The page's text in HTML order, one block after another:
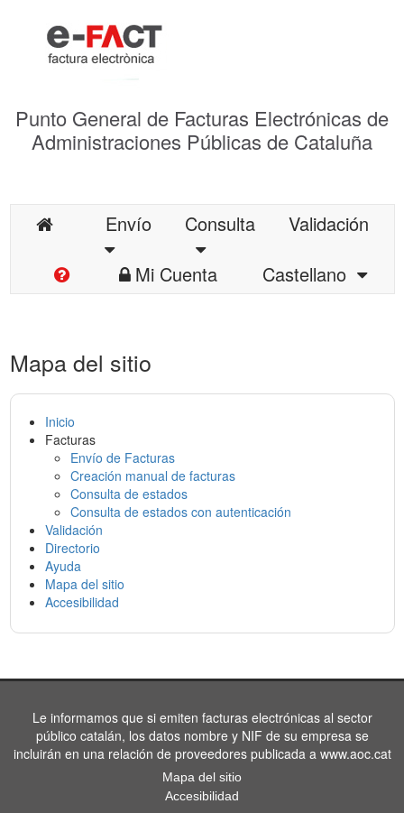
Punto General de Facturas Electrónicas de
Administraciones Públicas de Cataluña
Envío Consulta
Validación
Mi Cuenta
Castellano
Mapa del sitio
Inicio
Facturas
Envío de Facturas
Creación manual de facturas
Consulta de estados
Consulta de estados con autenticación
Validación
Directorio
Ayuda
Mapa del sitio
Accesibilidad
Le informamos que si emiten facturas electrónicas al sector
público catalán, los datos nombre y NIF de su empresa se
incluirán en una relación de proveedores publicada a www.aoc.cat
Mapa del sitio
Accesibilidad